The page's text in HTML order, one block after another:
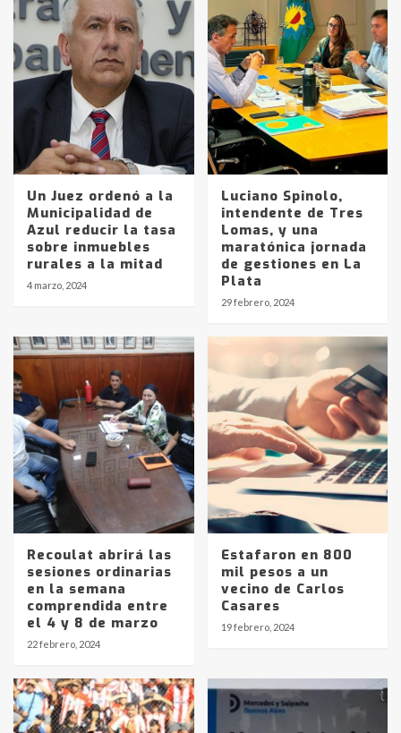
Un Juez ordenó a la
Municipalidad de
Azul reducir la tasa
sobre inmuebles
rurales a la mitad
4 marzo, 2024
Luciano Spinolo,
intendente de Tres
Lomas, y una
maratónica jornada
de gestiones en La
Plata
29 febrero, 2024
Recoulat abrirá las
sesiones ordinarias
en la semana
comprendida entre
el 4 y 8 de marzo
22 febrero, 2024
Estafaron en 800
mil pesos a un
vecino de Carlos
Casares
19 febrero, 2024
Identidad de los adolescentes
pampeanos que fueron